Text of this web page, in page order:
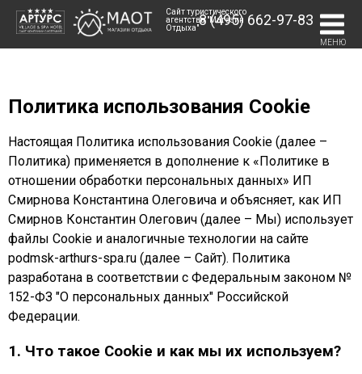
Сайт туристического
агентства "Магазин
Отдыха"8 (495) 662-97-83
МЕНЮ
Политика использования Cookie
Настоящая Политика использования Cookie (далее –
Политика) применяется в дополнение к «Политике в
отношении обработки персональных данных» ИП
Смирнова Константина Олеговича и объясняет, как ИП
Смирнов Константин Олегович (далее – Мы) использует
файлы Cookie и аналогичные технологии на сайте
podmsk-arthurs-spa.ru (далее – Сайт). Политика
разработана в соответствии с Федеральным законом №
152-ФЗ "О персональных данных" Российской
Федерации.
1. Что такое Cookie и как мы их используем?